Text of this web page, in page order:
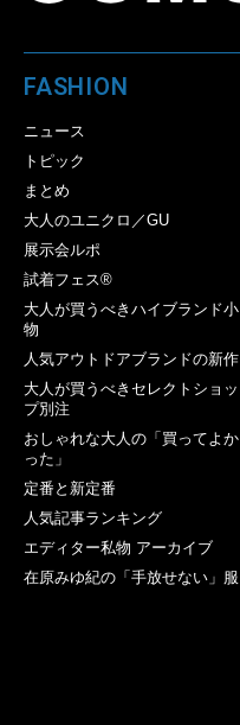
FASHION
ニュース
トピック
まとめ
大人のユニクロ／GU
展示会ルポ
試着フェス®︎
大人が買うべきハイブランド小
物
人気アウトドアブランドの新作
大人が買うべきセレクトショッ
プ別注
おしゃれな大人の「買ってよか
った」
定番と新定番
人気記事ランキング
エディター私物 アーカイブ
在原みゆ紀の「手放せない」服